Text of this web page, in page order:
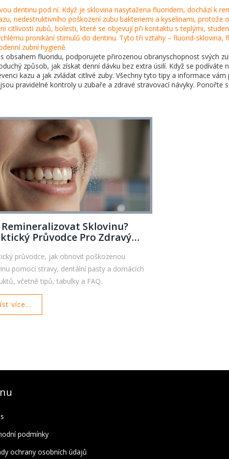
dentinu pod ní. Když je sklovina nasytažena fluoridem, dochází k
, nedestruktivního poškození zubu bakteriemi a kyselinami, protože
citlivosti zubů, bolesti, které se objevují při kontaktu s teplými,
pronikání stimulů do dentinu. Tyto tři vztahy – fluorid‑sklovina,
zubní hygieně.
obsahem fluoridu, podporujete přirozenou obranyschopnost svých
způsob, jak získat denní dávku bez extra úsilí. Když se podíváte
kazu a jak zvládat citlivé zuby. Všechny tyto tipy a informace
pravidelné kontroly u zubaře a zdravé stravovací návyky. Ponořte
Remineralizovat Sklovinu?
Průvodce Pro Zdravý
průvodce, jak obnovit poškozenou
pomocí stravy, dentální pasty a domácích
včetně tipů, tabulky a FAQ.
více...
podmínky
ochrany osobních údajů